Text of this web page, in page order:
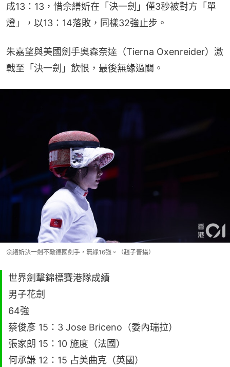
成13：13，惜佘繕妡在「決一劍」僅3秒被對方「單
燈」，以13：14落敗，同樣32強止步。
朱嘉望與美國劍手奧森奈達（Tierna Oxenreider）激
戰至「決一劍」飲恨，最後無緣過關。
佘繕妡決一劍不敵德國劍手，無緣16強。（趙子晉攝）
世界劍擊錦標賽港隊成績
男子花劍
64強
蔡俊彥 15：3 Jose Briceno（委內瑞拉）
張家朗 15：10 施度（法國）
何承謙 12：15 占美曲克（英國）